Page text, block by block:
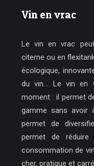
Vin en vrac
Le vin en vrac
citerne ou en
écologique,
du vin… Le vin en
moment : il permet
gamme sans avoir
permet de
permet de réduire
consommation de
cher, pratique et